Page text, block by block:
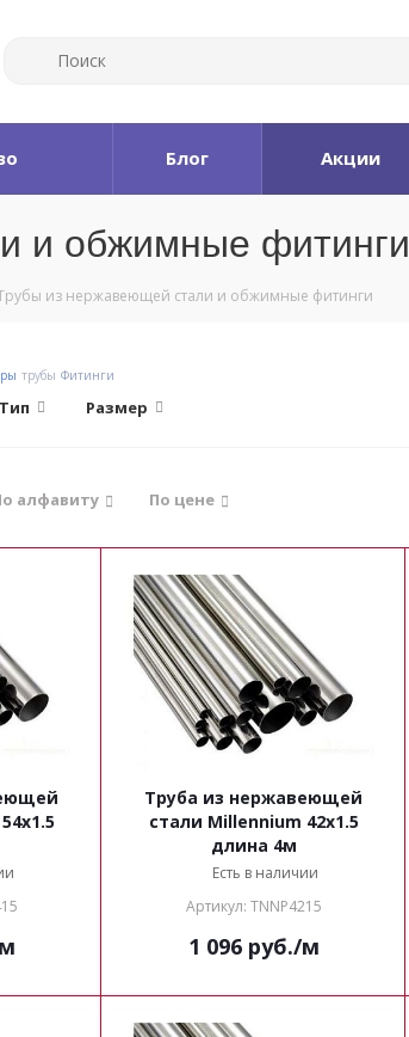
Блог Акции
и обжимные фитинги
из нержавеющей стали и обжимные фитинги
трубы Фитинги
Тип Размер
алфавиту По цене
Труба из нержавеющей
стали Millennium 42x1.5
длина 4м
Есть в наличии
Артикул: TNNP4215
1 096руб./м